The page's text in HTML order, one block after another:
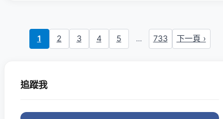
1 2 3 4 5 ... 733 下一頁 ›
追蹤我